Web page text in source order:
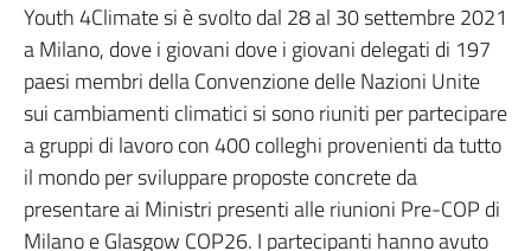
Youth 4Climate si è svolto dal 28 al 30 settembre 2021
a Milano, dove i giovani dove i giovani delegati di 197
paesi membri della Convenzione delle Nazioni Unite
sui cambiamenti climatici si sono riuniti per partecipare
a gruppi di lavoro con 400 colleghi provenienti da tutto
il mondo per sviluppare proposte concrete da
presentare ai Ministri presenti alle riunioni Pre-COP di
Milano e Glasgow COP26. I partecipanti hanno avuto